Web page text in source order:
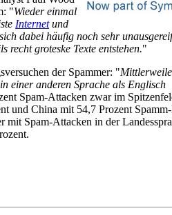
"Wieder einmal
Internetund
dabei häufig noch sehr
recht groteske Texte entstehen."
der Spammer: "
einer anderen Sprache als Englisch
Spam-Attacken zwar im
und China mit 54,7 Prozent
mit Spam-Attacken in der